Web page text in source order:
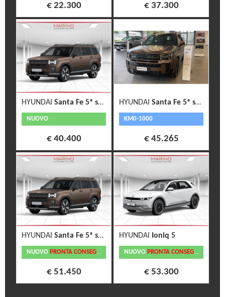
€ 22.300 € 37.300
HYUNDAI Santa Fe 5ª serie
NUOVO
€ 40.400
HYUNDAI Santa Fe 5ª serie
KM0-1000
€ 45.265
HYUNDAI Santa Fe 5ª serie
NUOVO PRONTA CONSEGNA
€ 51.450
HYUNDAI Ioniq 5
NUOVO PRONTA CONSEGNA
€ 53.300